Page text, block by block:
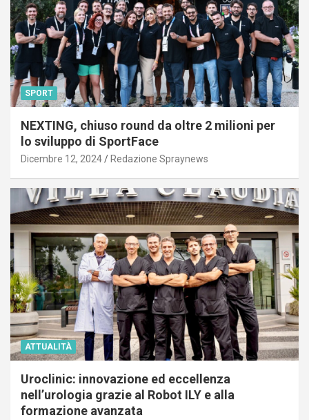
SPORT
NEXTING, chiuso round da oltre 2 milioni per
lo sviluppo di SportFace
Dicembre 12, 2024 Redazione Spraynews
ATTUALITÀ
Uroclinic: innovazione ed eccellenza
nell’urologia grazie al Robot ILY e alla
formazione avanzata